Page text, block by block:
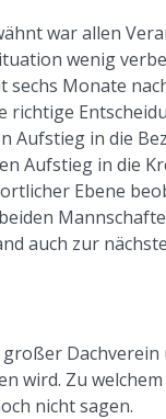
war allen
wenig
sechs Monate
richtige
Aufstieg in die
Aufstieg in die
Ebene
auch zur
wird. Zu
nicht sagen.